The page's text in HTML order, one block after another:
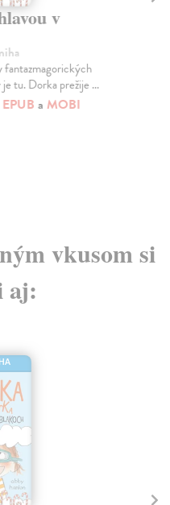
v
tu. Dorka prežije ...
EPUB a MOBI
vkusom si
aj: